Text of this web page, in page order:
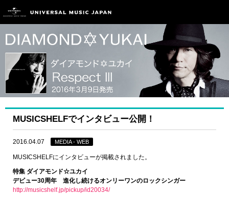
MUSICSHELFでインタビュー公開！
2016.04.07 MEDIA - WEB
MUSICSHELFにインタビューが掲載されました。
特集 ダイアモンド☆ユカイ
デビュー30周年 進化し続けるオンリーワンのロックシンガー
http://musicshelf.jp/pickup/id20034/